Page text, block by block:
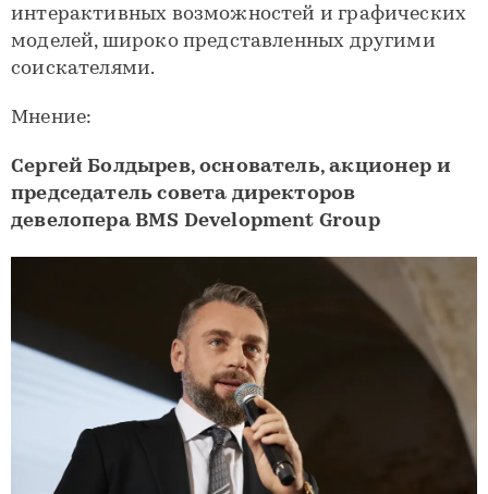
интерактивных возможностей и графических
моделей, широко представленных другими
соискателями.
Мнение:
Сергей Болдырев, основатель, акционер и
председатель совета директоров
девелопера BMS Development Group